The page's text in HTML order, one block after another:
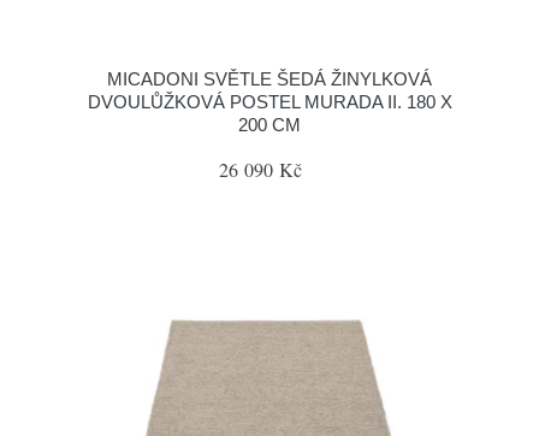
MICADONI SVĚTLE ŠEDÁ ŽINYLKOVÁ
DVOULŮŽKOVÁ POSTEL MURADA II. 180 X
200 CM
26 090 Kč